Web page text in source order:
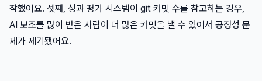
작했어요. 셋째, 성과 평가 시스템이 git 커밋 수를 참고하는 경우,
AI 보조를 많이 받은 사람이 더 많은 커밋을 낼 수 있어서 공정성 문
제가 제기됐어요.